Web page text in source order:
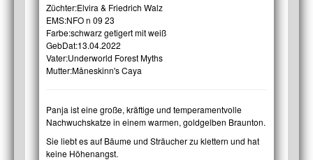
Züchter:Elvira & Friedrich Walz
EMS:NFO n 09 23
Farbe:schwarz getigert mit weiß
GebDat:13.04.2022
Vater:Underworld Forest Myths
Mutter:Måneskinn's Caya
Panja ist eine große, kräftige und temperamentvolle
Nachwuchskatze in einem warmen, goldgelben Braunton.
Sie liebt es auf Bäume und Sträucher zu klettern und hat
keine Höhenangst.